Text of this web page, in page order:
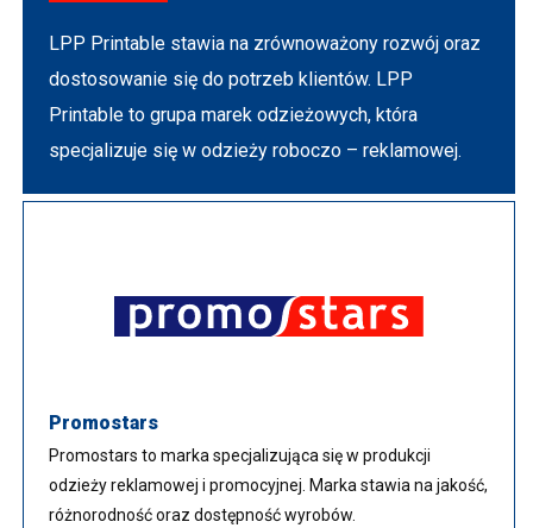
LPP Printable stawia na zrównoważony rozwój oraz
dostosowanie się do potrzeb klientów. LPP
Printable to grupa marek odzieżowych, która
specjalizuje się w odzieży roboczo – reklamowej.
Promostars
Promostars to marka specjalizująca się w produkcji
odzieży reklamowej i promocyjnej. Marka stawia na jakość,
różnorodność oraz dostępność wyrobów.